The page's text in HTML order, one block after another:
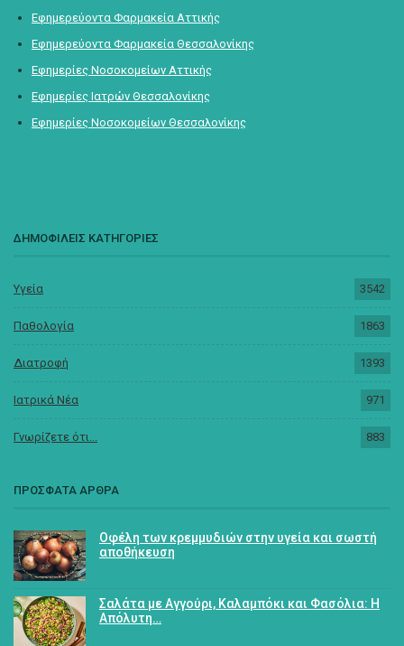
Εφημερεύοντα Φαρμακεία Αττικής
Εφημερεύοντα Φαρμακεία Θεσσαλονίκης
Εφημερίες Νοσοκομείων Αττικής
Εφημερίες Ιατρών Θεσσαλονίκης
Εφημερίες Νοσοκομείων Θεσσαλονίκης
ΔΗΜΟΦΙΛΕΙΣ ΚΑΤΗΓΟΡΙΕΣ
Υγεία 3542
Παθολογία 1863
Διατροφή 1393
Ιατρικά Νέα 971
Γνωρίζετε ότι... 883
ΠΡΟΣΦΑΤΑ ΑΡΘΡΑ
Οφέλη των κρεμμυδιών στην υγεία και σωστή
αποθήκευση
Σαλάτα με Αγγούρι, Καλαμπόκι και Φασόλια: Η
Απόλυτη…